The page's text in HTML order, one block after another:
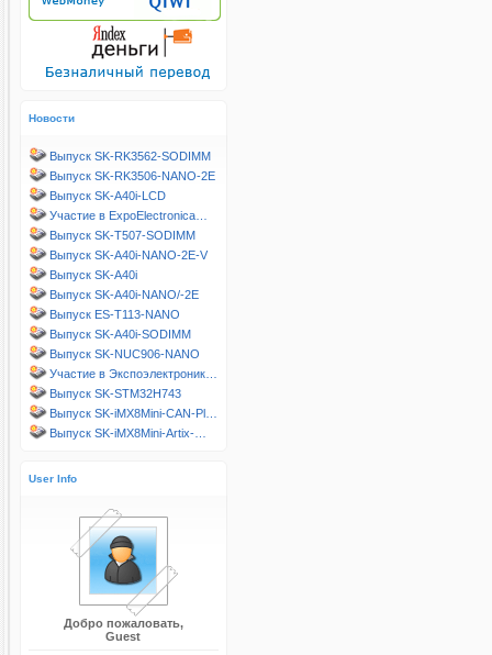
Новости
Выпуск SK-RK3562-SODIMM
Выпуск SK-RK3506-NANO-2E
Выпуск SK-A40i-LCD
Участие в ExpoElectronica…
Выпуск SK-T507-SODIMM
Выпуск SK-A40i-NANO-2E-V
Выпуск SK-A40i
Выпуск SK-A40i-NANO/-2E
Выпуск ES-T113-NANO
Выпуск SK-A40i-SODIMM
Выпуск SK-NUC906-NANO
Участие в Экспоэлектроник…
Выпуск SK-STM32H743
Выпуск SK-iMX8Mini-CAN-Pl…
Выпуск SK-iMX8Mini-Artix-…
User Info
Добро пожаловать,
Guest